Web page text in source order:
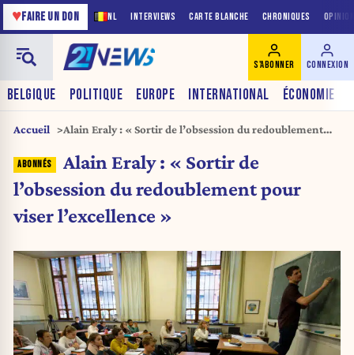
NL INTERVIEWS CARTE BLANCHE CHRONIQUES
♥FAIRE UN DON
BELGIQUE POLITIQUE EUROPE INTERNATIONAL ÉCONOMIE
S'ABONNER CONNEXION
Accueil
Alain Eraly : « Sortir de l’obsession du redoublement
Alain Eraly : « Sortir de
l’obsession du redoublement pour
viser l’excellence »